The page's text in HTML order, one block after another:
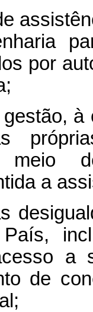
por
meio
a
País,
a
de